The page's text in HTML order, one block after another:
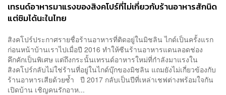
เทรนด์อาหารมาแรงของสิงคโปร์ที่ไม่เกี่ยวกับร้านอาหารสักนิด
แต่ชิมได้นะในไทย
สิงคโปร์ประกาศรายชื่อร้านอาหารที่ติดอยู่ในมิชลิน ไกด์เป็นครั้งแรก
ก่อนหน้าบ้านเราไปเมื่อปี 2016 ทำให้ซีนร้านอาหารแดนลอดช่อง
คึกคักเป็นพิเศษ แต่ถึงกระนั้นเทรนด์อาหารใหม่ที่กำลังมาแรงใน
สิงคโปร์กลับไม่ใช่ร้านที่อยู่ในไกด์บุ๊กของมิชลิน แถมยังไม่เกี่ยวข้องกับ
ร้านอาหารเสียด้วยซ้ำ ปี 2017 กลับเป็นปีที่เหล่าเชฟต่างพร้อมใจกัน
เปิดบ้าน เชิญคนรักอาห...